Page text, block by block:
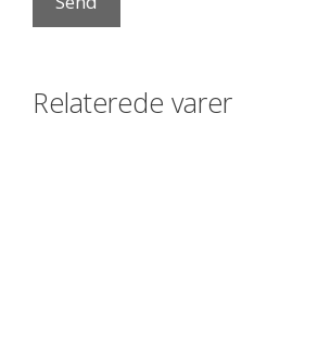
Relaterede varer